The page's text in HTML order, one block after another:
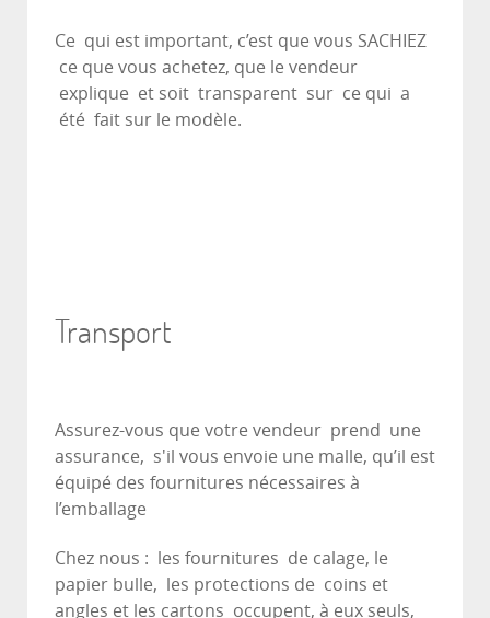
Ce qui est important, c’est que vous SACHIEZ
ce que vous achetez, que le vendeur
explique et soit transparent sur ce qui a
été fait sur le modèle.
Transport
Assurez-vous que votre vendeur prend une
assurance, s'il vous envoie une malle, qu’il est
équipé des fournitures nécessaires à
l’emballage
Chez nous : les fournitures de calage, le
papier bulle, les protections de coins et
angles et les cartons occupent, à eux seuls,